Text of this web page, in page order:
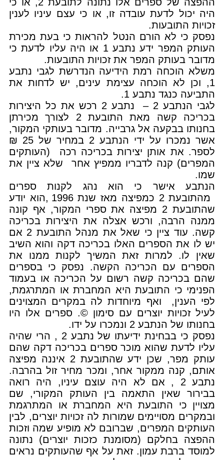
היה יכול לדעת עובדה זו, או כי עצם עיניו לענין
זכויות התובעות.
נפסק כי לא הורם הנטל להראות כי בעת מכירת
העותק המפר ידע נתבע 1 או היה עליו לדעת כי
מדובר בעותק המפר את זכויות התובעות.
משלא הוכחה רמת הידיעה הנדרשת לגבי נתבע
1, וכן לא הוכחה עצימת עינים, יש לדחות את
התביעה כנגד נתבע 1.
לגבי הנתבע 2 – נתבע 2 רכש את כל היצירות
בכריכה קשה מאת התובעת 2 לצורך מכירתן
בחנותו בבקעה אל גרבייה. מדובר בעותקי המקור,
אשר נמכרו על ידי הנתבע 2 במחיר של 25 ₪
לספר. את אותן יצירות בכריכה רכה (העותקים
המפרים) קנה לדבריו ממפיץ אחר שלא ציין את
שמו.
הנתבע אישר כי הוא נהג לקנות ספרים
מהתובעת 2 כמפיצה מאז שנת 1996 ,הוא יודע
שהתובעת 2 מפיצה את ספרי המקור, אף קונה
ממנה הרבה, ורכש אצלה את היצירות בכריכה
קשה. עוד ציין כי שאל את מנהל התובעת 2 אם
יש לו את הספרים האלו בכריכה דקה והוא השיב
שאין לו. למרות זאת המשיך לקנות ממנו את
הספרים עם הכריכה הקשה. נפסק כי בספרים
שהם בכריכה קשה רשום על הכריכה או בעמוד
הפנימי כי התובעת היא המחברת או המתרגמת,
לפי הענין, ואף מיוחדות לה במקרים המצוינים
לעיל זכויות יוצרים עם סימון ©. ספרים אלו היו
בחנותו של הנתבע 2 ונמכרו על ידו.
נפסק כי בבחינת ידיעתו של נתבע 2 , הרי שהיה
עליו לדעת שהוא מוכר ספרים בכריכה דקה שהם
עותק מפר, שכן ידע שהתובעת 2 איננה מפיצה
אותם, קנה ממקור אחר, ומכר מחיר זול בהרבה.
נתבע 2 , אם לא היה עוצם עיניו, היה רואה
בבירור שאין התאמה בין העותק המקורי, שם
מצויין כי התובעת היא המחברת או המתרגמת
ובמקרים מסויימים שמורות לה זכויות יוצרים, לבין
העותקים המפרים, שברובם לא מופיע שמה וזכות
ההפצה בחלקם (מסומנת כזכות יוצרים) נתונה
למוסד ברבת עמון. זאת על אף שהעותקים נראים